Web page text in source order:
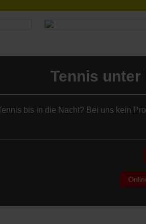
Tennis
bis in die Nacht? Bei uns kein